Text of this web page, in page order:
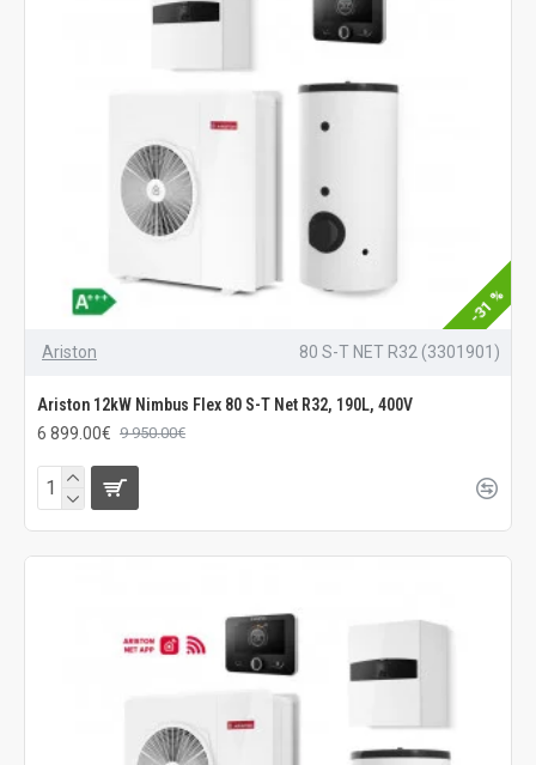
-31 %
Ariston 80 S-T NET R32 (3301901)
Ariston 12kW Nimbus Flex 80 S-T Net R32, 190L, 400V
6 899.00€ 9 950.00€